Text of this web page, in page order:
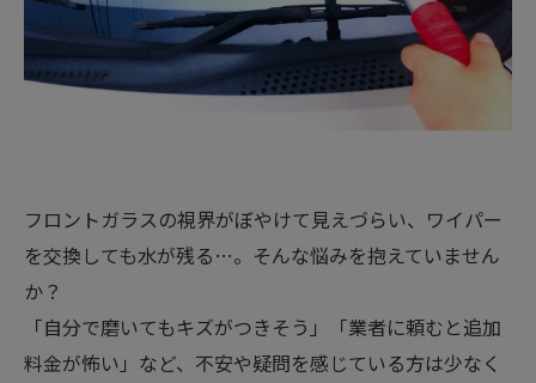
フロントガラスの視界がぼやけて見えづらい、ワイパー
を交換しても水が残る…。そんな悩みを抱えていません
か？
「自分で磨いてもキズがつきそう」「業者に頼むと追加
料金が怖い」など、不安や疑問を感じている方は少なく